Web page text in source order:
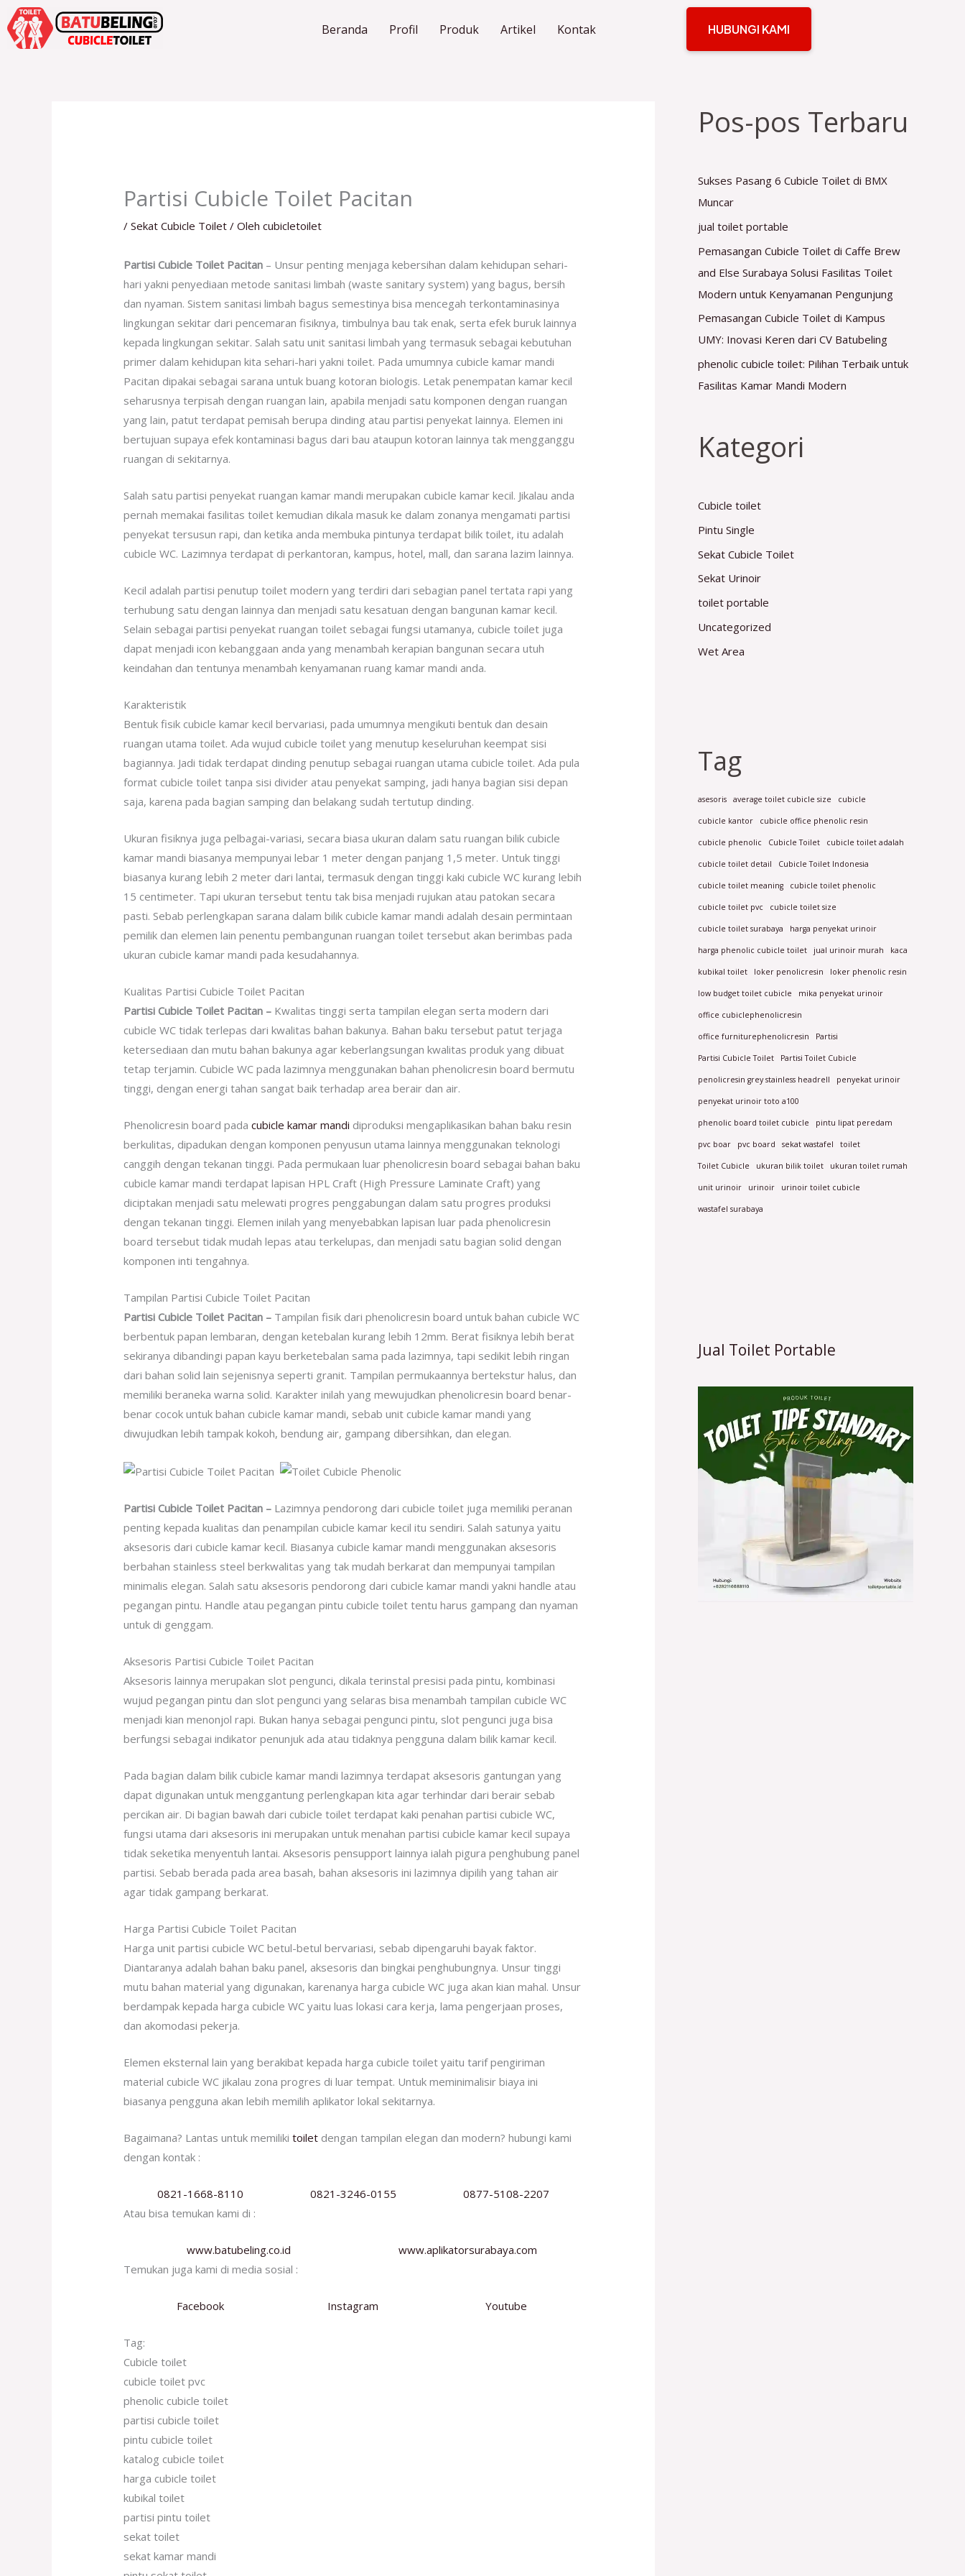
Lewati
ke
konten
Beranda Profil Produk Artikel Kontak HUBUNGI KAMI
Partisi Cubicle Toilet Pacitan
/Sekat Cubicle Toilet / Olehcubicletoilet
Partisi Cubicle Toilet Pacitan – Unsur penting menjaga kebersihan dalam kehidupan sehari-
hari yakni penyediaan metode sanitasi limbah (waste sanitary system) yang bagus, bersih
dan nyaman. Sistem sanitasi limbah bagus semestinya bisa mencegah terkontaminasinya
lingkungan sekitar dari pencemaran fisiknya, timbulnya bau tak enak, serta efek buruk lainnya
kepada lingkungan sekitar. Salah satu unit sanitasi limbah yang termasuk sebagai kebutuhan
primer dalam kehidupan kita sehari-hari yakni toilet. Pada umumnya cubicle kamar mandi
Pacitan dipakai sebagai sarana untuk buang kotoran biologis. Letak penempatan kamar kecil
seharusnya terpisah dengan ruangan lain, apabila menjadi satu komponen dengan ruangan
yang lain, patut terdapat pemisah berupa dinding atau partisi penyekat lainnya. Elemen ini
bertujuan supaya efek kontaminasi bagus dari bau ataupun kotoran lainnya tak mengganggu
ruangan di sekitarnya.
Salah satu partisi penyekat ruangan kamar mandi merupakan cubicle kamar kecil. Jikalau anda
pernah memakai fasilitas toilet kemudian dikala masuk ke dalam zonanya mengamati partisi
penyekat tersusun rapi, dan ketika anda membuka pintunya terdapat bilik toilet, itu adalah
cubicle WC. Lazimnya terdapat di perkantoran, kampus, hotel, mall, dan sarana lazim lainnya.
Kecil adalah partisi penutup toilet modern yang terdiri dari sebagian panel tertata rapi yang
terhubung satu dengan lainnya dan menjadi satu kesatuan dengan bangunan kamar kecil.
Selain sebagai partisi penyekat ruangan toilet sebagai fungsi utamanya, cubicle toilet juga
dapat menjadi icon kebanggaan anda yang menambah kerapian bangunan secara utuh
keindahan dan tentunya menambah kenyamanan ruang kamar mandi anda.
Karakteristik
Bentuk fisik cubicle kamar kecil bervariasi, pada umumnya mengikuti bentuk dan desain
ruangan utama toilet. Ada wujud cubicle toilet yang menutup keseluruhan keempat sisi
bagiannya. Jadi tidak terdapat dinding penutup sebagai ruangan utama cubicle toilet. Ada pula
format cubicle toilet tanpa sisi divider atau penyekat samping, jadi hanya bagian sisi depan
saja, karena pada bagian samping dan belakang sudah tertutup dinding.
Ukuran fisiknya juga pelbagai-variasi, secara biasa ukuran dalam satu ruangan bilik cubicle
kamar mandi biasanya mempunyai lebar 1 meter dengan panjang 1,5 meter. Untuk tinggi
biasanya kurang lebih 2 meter dari lantai, termasuk dengan tinggi kaki cubicle WC kurang lebih
15 centimeter. Tapi ukuran tersebut tentu tak bisa menjadi rujukan atau patokan secara
pasti. Sebab perlengkapan sarana dalam bilik cubicle kamar mandi adalah desain permintaan
pemilik dan elemen lain penentu pembangunan ruangan toilet tersebut akan berimbas pada
ukuran cubicle kamar mandi pada kesudahannya.
Kualitas Partisi Cubicle Toilet Pacitan
Partisi Cubicle Toilet Pacitan – Kwalitas tinggi serta tampilan elegan serta modern dari
cubicle WC tidak terlepas dari kwalitas bahan bakunya. Bahan baku tersebut patut terjaga
ketersediaan dan mutu bahan bakunya agar keberlangsungan kwalitas produk yang dibuat
tetap terjamin. Cubicle WC pada lazimnya menggunakan bahan phenolicresin board bermutu
tinggi, dengan energi tahan sangat baik terhadap area berair dan air.
Phenolicresin board padacubicle kamar mandi diproduksi mengaplikasikan bahan baku resin
berkulitas, dipadukan dengan komponen penyusun utama lainnya menggunakan teknologi
canggih dengan tekanan tinggi. Pada permukaan luar phenolicresin board sebagai bahan baku
cubicle kamar mandi terdapat lapisan HPL Craft (High Pressure Laminate Craft) yang
diciptakan menjadi satu melewati progres penggabungan dalam satu progres produksi
dengan tekanan tinggi. Elemen inilah yang menyebabkan lapisan luar pada phenolicresin
board tersebut tidak mudah lepas atau terkelupas, dan menjadi satu bagian solid dengan
komponen inti tengahnya.
Tampilan Partisi Cubicle Toilet Pacitan
Partisi Cubicle Toilet Pacitan – Tampilan fisik dari phenolicresin board untuk bahan cubicle WC
berbentuk papan lembaran, dengan ketebalan kurang lebih 12mm. Berat fisiknya lebih berat
sekiranya dibandingi papan kayu berketebalan sama pada lazimnya, tapi sedikit lebih ringan
dari bahan solid lain sejenisnya seperti granit. Tampilan permukaannya bertekstur halus, dan
memiliki beraneka warna solid. Karakter inilah yang mewujudkan phenolicresin board benar-
benar cocok untuk bahan cubicle kamar mandi, sebab unit cubicle kamar mandi yang
diwujudkan lebih tampak kokoh, bendung air, gampang dibersihkan, dan elegan.
Partisi Cubicle Toilet Pacitan – Lazimnya pendorong dari cubicle toilet juga memiliki peranan
penting kepada kualitas dan penampilan cubicle kamar kecil itu sendiri. Salah satunya yaitu
aksesoris dari cubicle kamar kecil. Biasanya cubicle kamar mandi menggunakan aksesoris
berbahan stainless steel berkwalitas yang tak mudah berkarat dan mempunyai tampilan
minimalis elegan. Salah satu aksesoris pendorong dari cubicle kamar mandi yakni handle atau
pegangan pintu. Handle atau pegangan pintu cubicle toilet tentu harus gampang dan nyaman
untuk di genggam.
Aksesoris Partisi Cubicle Toilet Pacitan
Aksesoris lainnya merupakan slot pengunci, dikala terinstal presisi pada pintu, kombinasi
wujud pegangan pintu dan slot pengunci yang selaras bisa menambah tampilan cubicle WC
menjadi kian menonjol rapi. Bukan hanya sebagai pengunci pintu, slot pengunci juga bisa
berfungsi sebagai indikator penunjuk ada atau tidaknya pengguna dalam bilik kamar kecil.
Pada bagian dalam bilik cubicle kamar mandi lazimnya terdapat aksesoris gantungan yang
dapat digunakan untuk menggantung perlengkapan kita agar terhindar dari berair sebab
percikan air. Di bagian bawah dari cubicle toilet terdapat kaki penahan partisi cubicle WC,
fungsi utama dari aksesoris ini merupakan untuk menahan partisi cubicle kamar kecil supaya
tidak seketika menyentuh lantai. Aksesoris pensupport lainnya ialah pigura penghubung panel
partisi. Sebab berada pada area basah, bahan aksesoris ini lazimnya dipilih yang tahan air
agar tidak gampang berkarat.
Harga Partisi Cubicle Toilet Pacitan
Harga unit partisi cubicle WC betul-betul bervariasi, sebab dipengaruhi bayak faktor.
Diantaranya adalah bahan baku panel, aksesoris dan bingkai penghubungnya. Unsur tinggi
mutu bahan material yang digunakan, karenanya harga cubicle WC juga akan kian mahal. Unsur
berdampak kepada harga cubicle WC yaitu luas lokasi cara kerja, lama pengerjaan proses,
dan akomodasi pekerja.
Elemen eksternal lain yang berakibat kepada harga cubicle toilet yaitu tarif pengiriman
material cubicle WC jikalau zona progres di luar tempat. Untuk meminimalisir biaya ini
biasanya pengguna akan lebih memilih aplikator lokal sekitarnya.
Bagaimana? Lantas untuk memilikitoilet dengan tampilan elegan dan modern? hubungi kami
dengan kontak :
0821-1668-8110 0821-3246-0155
0877-5108-2207
Atau bisa temukan kami di :
www.batubeling.co.id
www.aplikatorsurabaya.com
Temukan juga kami di media sosial :
Facebook Instagram Youtube
Tag:
Cubicle toilet
cubicle toilet pvc
phenolic cubicle toilet
partisi cubicle toilet
pintu cubicle toilet
katalog cubicle toilet
harga cubicle toilet
kubikal toilet
partisi pintu toilet
sekat toilet
sekat kamar mandi
Pos-pos Terbaru
Sukses Pasang 6 Cubicle Toilet di BMX
Muncar
jual toilet portable
Pemasangan Cubicle Toilet di Caffe Brew
and Else Surabaya Solusi Fasilitas Toilet
Modern untuk Kenyamanan Pengunjung
Pemasangan Cubicle Toilet di Kampus
UMY: Inovasi Keren dari CV Batubeling
phenolic cubicle toilet: Pilihan Terbaik untuk
Fasilitas Kamar Mandi Modern
Kategori
Cubicle toilet
Pintu Single
Sekat Cubicle Toilet
Sekat Urinoir
toilet portable
Uncategorized
Wet Area
Tag
asesoris average toilet cubicle size cubicle
cubicle kantor cubicle office phenolic resin
cubicle phenolic Cubicle Toilet cubicle toilet adalah
cubicle toilet detail Cubicle Toilet Indonesia
cubicle toilet meaning cubicle toilet phenolic
cubicle toilet pvc cubicle toilet size
cubicle toilet surabaya harga penyekat urinoir
harga phenolic cubicle toilet jual urinoir murah kaca
kubikal toilet loker penolicresin loker phenolic resin
low budget toilet cubicle mika penyekat urinoir
office cubiclephenolicresin
office furniturephenolicresin Partisi
Partisi Cubicle Toilet Partisi Toilet Cubicle
penolicresin grey stainless headrell penyekat urinoir
penyekat urinoir toto a100
phenolic board toilet cubicle pintu lipat peredam
pvc boar pvc board sekat wastafel toilet
Toilet Cubicle ukuran bilik toilet ukuran toilet rumah
unit urinoir urinoir urinoir toilet cubicle
wastafel surabaya
Jual Toilet Portable